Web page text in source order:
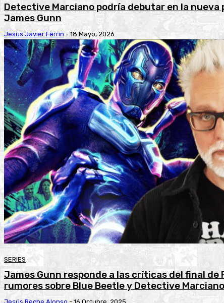
Detective Marciano podría debutar en la nueva
James Gunn
Jesús Javier Ferrin - 18 Mayo, 2026
SERIES
James Gunn responde a las críticas del final de
rumores sobre Blue Beetle y Detective Marciano